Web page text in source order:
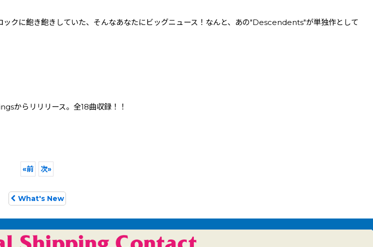
クに飽き飽きしていた、そんなあなたにビッグニュース！なんと、あの"Descendents"が単独作として
からリリリース。全18曲収録！！
«前 次»
What's New